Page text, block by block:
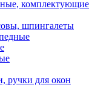
комплектующие
шпингалеты
ручки для окон